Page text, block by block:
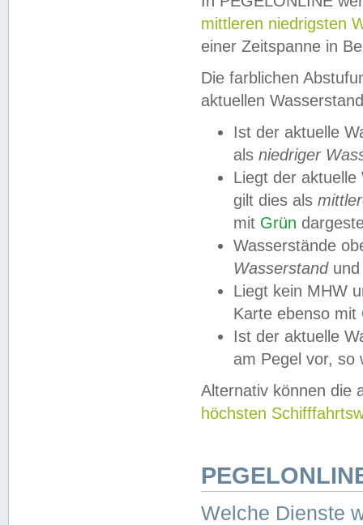
mittleren niedrigsten
einer Zeitspanne in
Die farblichen
aktuellen
Ist der aktuelle
als niedriger
Liegt der
gilt dies als
mit Grün
Wasserstände
Wasserstandund
Liegt kein MHW
Karte ebenso mit
Ist der aktuelle
am Pegel vor,
Alternativ können die
höchsten
Welche Dienste